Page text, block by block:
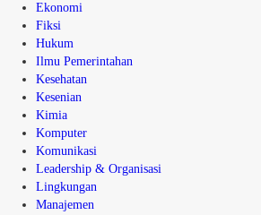
Ekonomi
Fiksi
Hukum
Ilmu Pemerintahan
Kesehatan
Kesenian
Kimia
Komputer
Komunikasi
Leadership & Organisasi
Lingkungan
Manajemen